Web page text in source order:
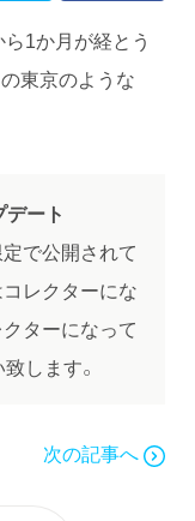
1か月が経とう
東京のような
ート
で公開されて
レクターにな
ターになって
します。
次の記事へ